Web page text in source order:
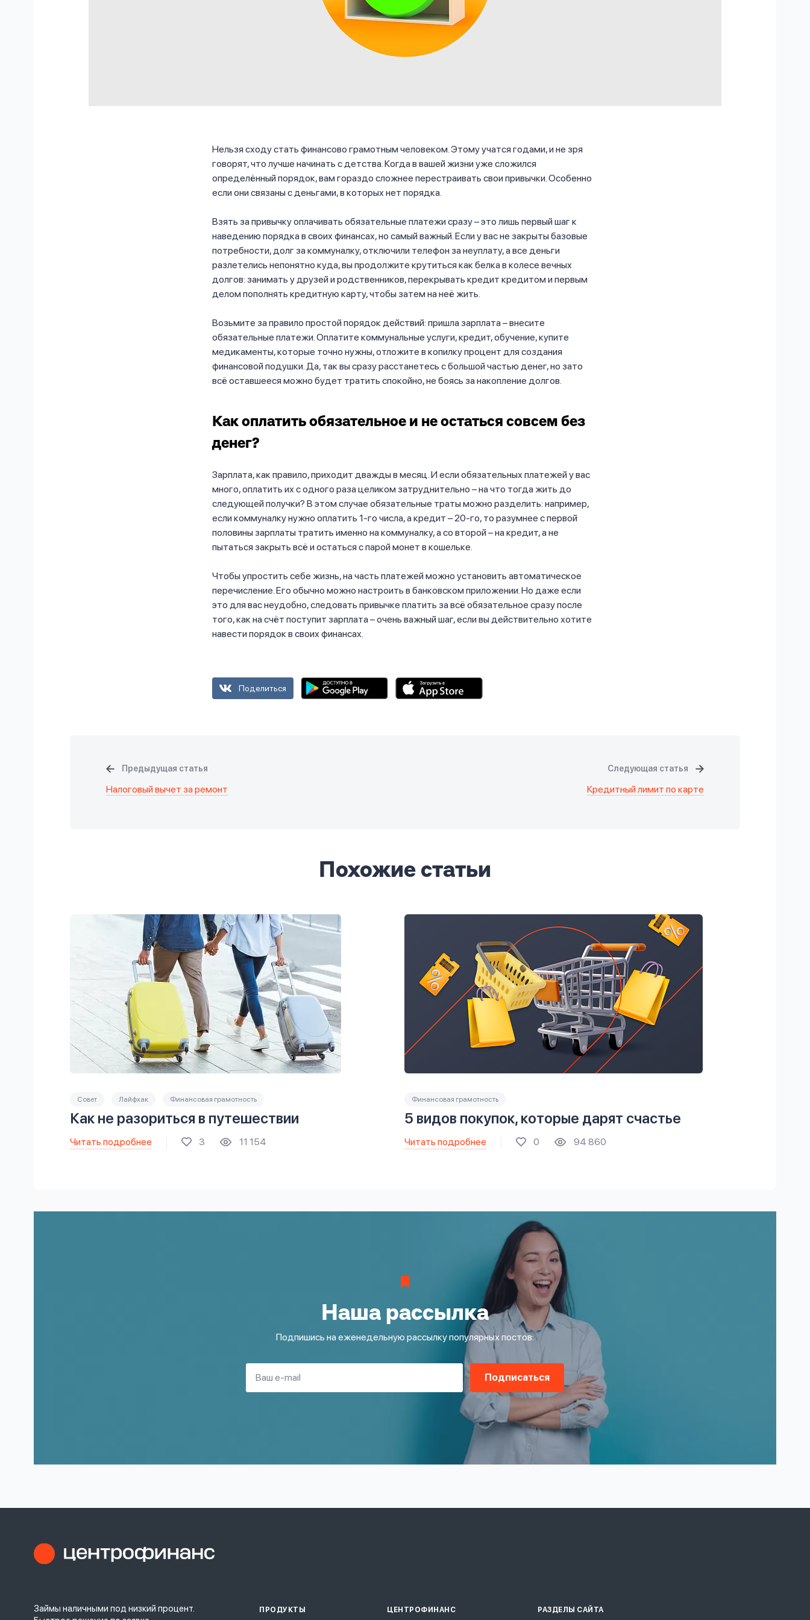
Нельзя сходу стать финансово грамотным человеком. Этому учатся годами, и не зря
говорят, что лучше начинать с детства. Когда в вашей жизни уже сложился
определённый порядок, вам гораздо сложнее перестраивать свои привычки. Особенно
если они связаны с деньгами, в которых нет порядка.
Взять за привычку оплачивать обязательные платежи сразу – это лишь первый шаг к
наведению порядка в своих финансах, но самый важный. Если у вас не закрыты базовые
потребности, долг за коммуналку, отключили телефон за неуплату, а все деньги
разлетелись непонятно куда, вы продолжите крутиться как белка в колесе вечных
долгов: занимать у друзей и родственников, перекрывать кредит кредитом и первым
делом пополнять кредитную карту, чтобы затем на неё жить.
Возьмите за правило простой порядок действий: пришла зарплата – внесите
обязательные платежи. Оплатите коммунальные услуги, кредит, обучение, купите
медикаменты, которые точно нужны, отложите в копилку процент для создания
финансовой подушки. Да, так вы сразу расстанетесь с большой частью денег, но зато
всё оставшееся можно будет тратить спокойно, не боясь за накопление долгов.
Как оплатить обязательное и не остаться совсем без
денег?
Зарплата, как правило, приходит дважды в месяц. И если обязательных платежей у вас
много, оплатить их с одного раза целиком затруднительно – на что тогда жить до
следующей получки? В этом случае обязательные траты можно разделить: например,
если коммуналку нужно оплатить 1-го числа, а кредит – 20-го, то разумнее с первой
половины зарплаты тратить именно на коммуналку, а со второй – на кредит, а не
пытаться закрыть всё и остаться с парой монет в кошельке.
Чтобы упростить себе жизнь, на часть платежей можно установить автоматическое
перечисление. Его обычно можно настроить в банковском приложении. Но даже если
это для вас неудобно, следовать привычке платить за всё обязательное сразу после
того, как на счёт поступит зарплата – очень важный шаг, если вы действительно хотите
навести порядок в своих финансах.
Поделиться
Предыдущая статья
Налоговый вычет за ремонт
Следующая статья
Кредитный лимит по карте
Похожие статьи
Совет Лайфхак Финансовая грамотность
Как не разориться в путешествии
Читать подробнее 3 11 154
Финансовая грамотность
5 видов покупок, которые дарят счастье
Читать подробнее 0 94 860
Наша рассылка
Подпишись на еженедельную рассылку популярных постов:
Подписаться
Займы наличными под низкий процент.
ПРОДУКТЫ ЦЕНТРОФИНАНС РАЗДЕЛЫ САЙТА